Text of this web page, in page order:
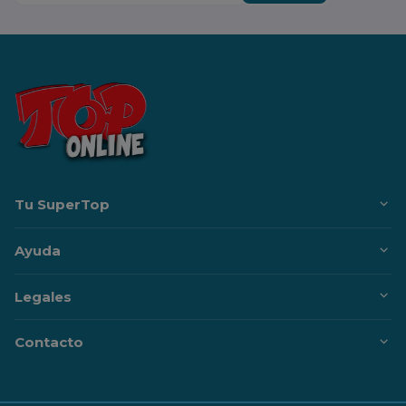
Tu SuperTop
Ayuda
Legales
Contacto